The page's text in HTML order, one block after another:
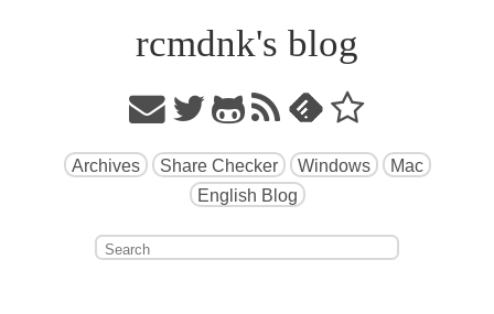
rcmdnk's blog
Archives Share Checker Windows
Mac
English Blog